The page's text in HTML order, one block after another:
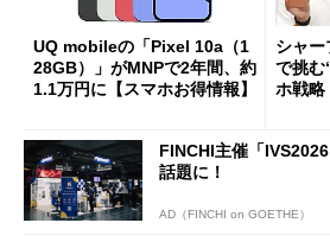
UQ mobileの「Pixel 10a（1
28GB）」がMNPで2年間、約
1.1万円に【スマホお得情報】
シャー
で挑む
ホ戦
FINCHI主催「
話題に！
AD（FINCHI on GOETHE）